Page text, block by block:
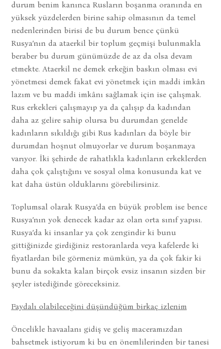
durum benim kanınca Rusların boşanma oranında en
yüksek yüzdelerden birine sahip olmasının da temel
nedenlerinden birisi de bu durum bence çünkü
Rusya’nın da ataerkil bir toplum geçmişi bulunmakla
beraber bu durum günümüzde de az da olsa devam
etmekte. Ataerkil ne demek erkeğin baskın olması evi
yönetmesi demek fakat evi yönetmek için maddi imkân
lazım ve bu maddi imkânı sağlamak için ise çalışmak.
Rus erkekleri çalışmayıp ya da çalışıp da kadından
daha az gelire sahip olursa bu durumdan genelde
kadınların sıkıldığı gibi Rus kadınları da böyle bir
durumdan hoşnut olmuyorlar ve durum boşanmaya
varıyor. İki şehirde de rahatlıkla kadınların erkeklerden
daha çok çalıştığını ve sosyal olma konusunda kat ve
kat daha üstün olduklarını görebilirsiniz.
Toplumsal olarak Rusya’da en büyük problem ise bence
Rusya’nın yok denecek kadar az olan orta sınıf yapısı.
Rusya’da ki insanlar ya çok zengindir ki bunu
gittiğinizde girdiğiniz restoranlarda veya kafelerde ki
fiyatlardan bile görmeniz mümkün, ya da çok fakir ki
bunu da sokakta kalan birçok evsiz insanın sizden bir
şeyler istediğinde göreceksiniz.
Faydalı olabileceğini düşündüğüm birkaç izlenim
Öncelikle havaalanı gidiş ve geliş maceramızdan
bahsetmek istiyorum ki bu en önemlilerinden bir tanesi